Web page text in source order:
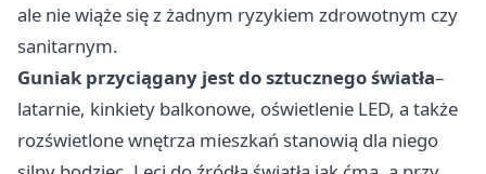
ale nie wiąże się z żadnym ryzykiem zdrowotnym czy
sanitarnym.
Guniak przyciągany jest do sztucznego światła–
latarnie, kinkiety balkonowe, oświetlenie LED, a także
rozświetlone wnętrza mieszkań stanowią dla niego